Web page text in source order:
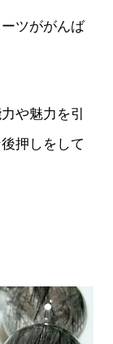
ツががんば
や魅力を引
押しをして